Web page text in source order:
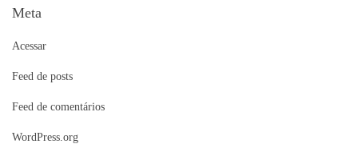
Meta
Acessar
Feed de posts
Feed de comentários
WordPress.org